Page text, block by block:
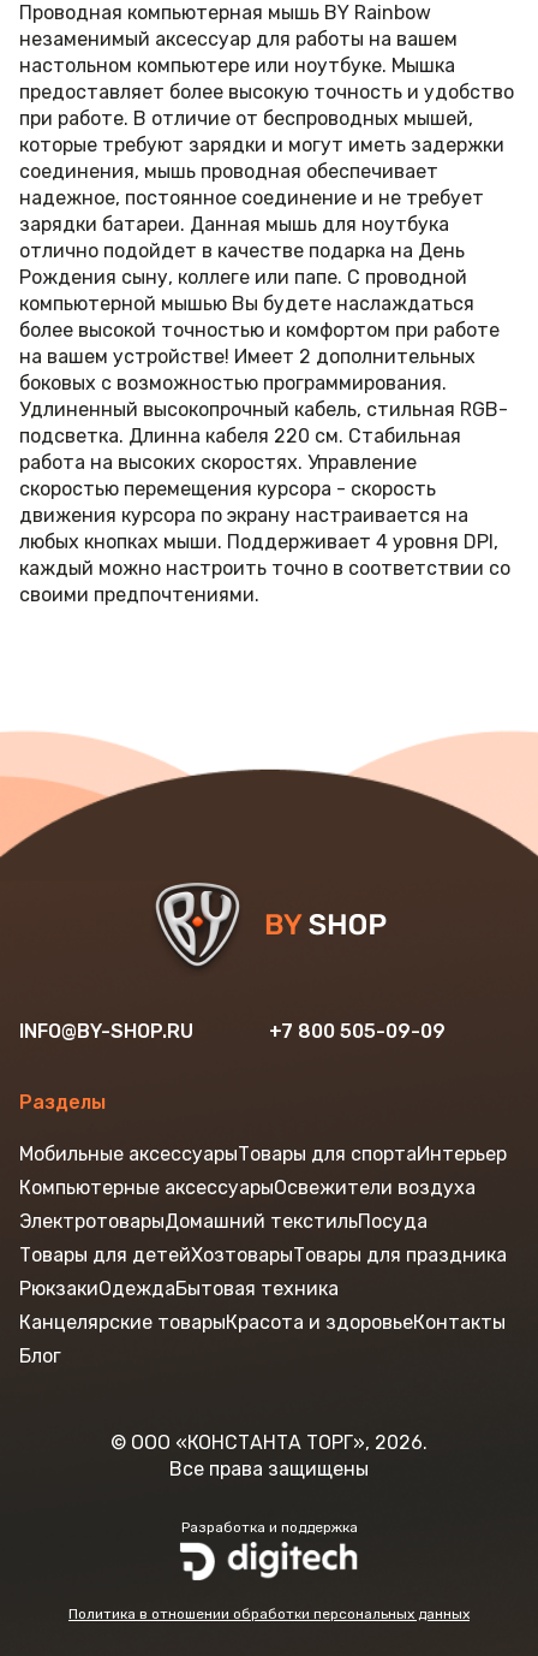
Проводная компьютерная мышь BY Rainbow
незаменимый аксессуар для работы на вашем
настольном компьютере или ноутбуке. Мышка
предоставляет более высокую точность и удобство
при работе. В отличие от беспроводных мышей,
которые требуют зарядки и могут иметь задержки
соединения, мышь проводная обеспечивает
надежное, постоянное соединение и не требует
зарядки батареи. Данная мышь для ноутбука
отлично подойдет в качестве подарка на День
Рождения сыну, коллеге или папе. С проводной
компьютерной мышью Вы будете наслаждаться
более высокой точностью и комфортом при работе
на вашем устройстве! Имеет 2 дополнительных
боковых с возможностью программирования.
Удлиненный высокопрочный кабель, стильная RGB-
подсветка. Длинна кабеля 220 см. Стабильная
работа на высоких скоростях. Управление
скоростью перемещения курсора - скорость
движения курсора по экрану настраивается на
любых кнопках мыши. Поддерживает 4 уровня DPI,
каждый можно настроить точно в соответствии со
своими предпочтениями.
INFO@BY-SHOP.RU +7 800 505-09-09
Разделы
© ООО «КОНСТАНТА ТОРГ», 2026.
Все права защищены
Разработка и поддержка
Мобильные аксессуарыТовары для спортаИнтерьер
Компьютерные аксессуарыОсвежители воздуха
ЭлектротоварыДомашний текстильПосуда
Товары для детейХозтоварыТовары для праздника
РюкзакиОдеждаБытовая техника
Канцелярские товарыКрасота и здоровьеКонтакты
Блог
Политика в отношении обработки персональных данных